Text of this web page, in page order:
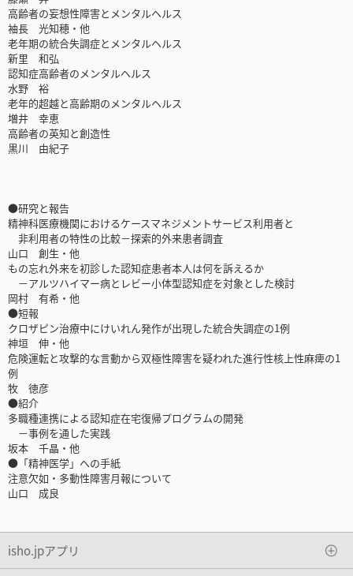
高齢者の妄想性障害とメンタルヘルス
袖長 光知穂・他
老年期の統合失調症とメンタルヘルス
新里 和弘
認知症高齢者のメンタルヘルス
水野 裕
老年的超越と高齢期のメンタルヘルス
増井 幸恵
高齢者の英知と創造性
黒川 由紀子
●研究と報告
精神科医療機関におけるケースマネジメントサービス利用者と
非利用者の特性の比較－探索的外来患者調査
山口 創生・他
もの忘れ外来を初診した認知症患者本人は何を訴えるか
－アルツハイマー病とレビー小体型認知症を対象とした検討
岡村 有希・他
●短報
クロザピン治療中にけいれん発作が出現した統合失調症の1例
神垣 伸・他
危険運転と攻撃的な言動から双極性障害を疑われた進行性核上性麻痺の1
例
牧 徳彦
●紹介
多職種連携による認知症在宅復帰プログラムの開発
－事例を通した実践
坂本 千晶・他
●「精神医学」への手紙
注意欠如・多動性障害月報について
山口 成良
isho.jpアプリ